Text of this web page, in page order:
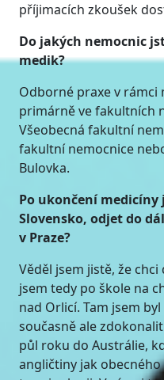
příjimacích zkoušek
Do jakých nemocnic
medik?
Odborné praxe v rámci
primárně ve fakultních
Všeobecná fakultní
fakultní nemocnice
Bulovka.
Po ukončení
Slovensko, odjet do
v Praze?
Věděl jsem jistě, že
jsem tedy po škole na
nad Orlicí. Tam jsem
současně ale
půl roku do Austrálie,
angličtiny jak obecného